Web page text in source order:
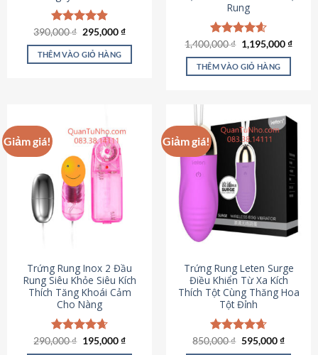
Được xếp
hạng4.90
5 sao
390,000₫ Giá
là:
390,000 ₫.
295,000₫Giá
tại
THÊM VÀO GIỎ HÀNG
Rung
Được xếp
hạng4.62
5 sao
1,400,000₫ Giá
gốc
là:
1,400,000 ₫.
1,195,000₫Giá
THÊM VÀO GIỎ HÀNG
Giảm giá!
Trứng Rung Inox 2 Đầu
Rung Siêu Khỏe Siêu Kích
Thích Tăng Khoái Cảm
Cho Nàng
Được xếp
hạng4.64
290,000₫ Giá
195,000₫Giá
Giảm giá!
Trứng Rung Leten Surge
Điều Khiển Từ Xa Kích
Thích Tột Cùng Thăng Hoa
Tột Đỉnh
Được xếp
hạng4.69
850,000₫ Giá
595,000₫Giá